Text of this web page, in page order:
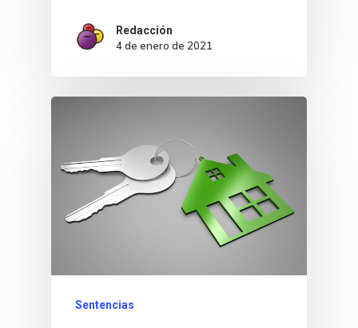
Redacción
4 de enero de 2021
Sentencias